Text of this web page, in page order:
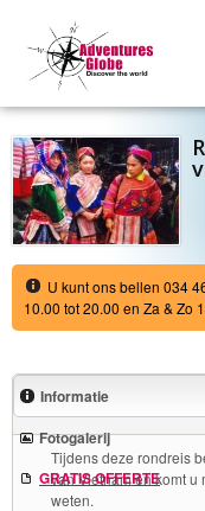
U kunt ons bellen 034
10.00 tot 20.00 en Za & Zo
Informatie
Fotogalerij
GRATIS OFFERTE
Tijdens deze rondreis
van Vietnam en komt u
weten.